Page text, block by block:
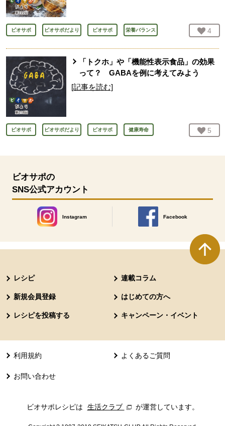
ビオサポ ビオサポだより ビオサポ 栄養バランス お気
4
「トクホ」や「機能性表示食品」の効果
って？ GABAを例に考えてみよう
[記事を読む]
ビオサポ ビオサポだより ビオサポ 健康寿命 お気
5
ビオサポの
SNS公式アカウント
Instagram
別のウィンドウで開きます。
Facebook
別のウィンドウで開きます
レシピ 連載コラム
新規会員登録 はじめての方へ
レシピを投稿する キャンペーン・イベント
利用規約 よくあるご質問
お問い合わせ
ビオサポレシピは 生活クラブ 別のウィンドウで開きます。
が運営しています。